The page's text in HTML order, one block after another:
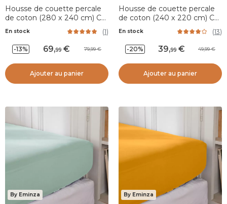
Housse de couette percale
de coton (280 x 240 cm) Cali
En stock (1)
-13% 69,99 79,99
Ajouter au panier
Housse de couette percale
de coton (240 x 220 cm) Cali
En stock (13)
-20% 39,99 49,99
Ajouter au panier
By Eminza By Eminza